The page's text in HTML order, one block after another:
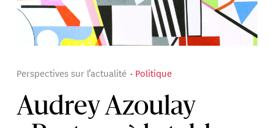
Audrey Azoulay
Perspectives sur l’actualité Politique